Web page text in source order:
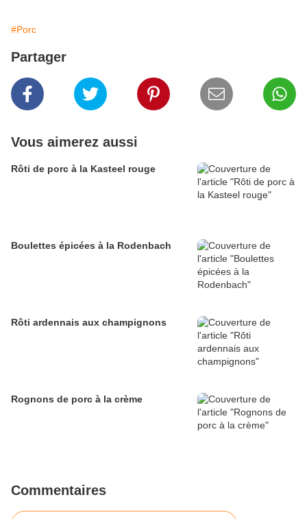
#Porc
Partager
Vous aimerez aussi
Rôti de porc à la Kasteel rouge
Boulettes épicées à la Rodenbach
Rôti ardennais aux champignons
Rognons de porc à la crème
Commentaires